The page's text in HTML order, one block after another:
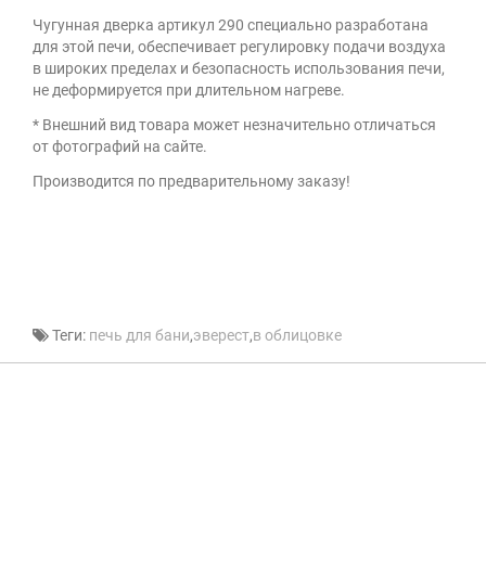
Чугунная дверка артикул 290 специально разработана
для этой печи, обеспечивает регулировку подачи воздуха
в широких пределах и безопасность использования печи,
не деформируется при длительном нагреве.
* Внешний вид товара может незначительно отличаться
от фотографий на сайте.
Производится по предварительному заказу!
Теги: печь для бани,эверест,в облицовке